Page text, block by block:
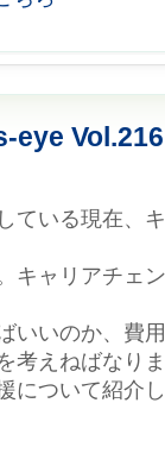
ている現在、
キャリアチェ
いいのか、費
考えねばなり
について紹介